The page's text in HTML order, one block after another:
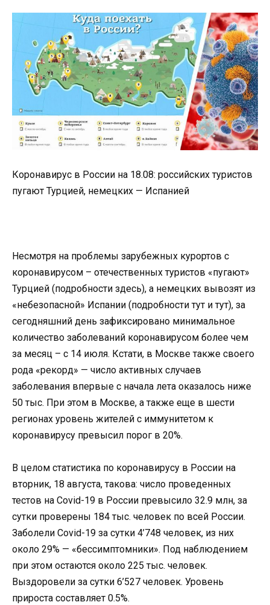
Коронавирус в России на 18.08: российских туристов
пугают Турцией, немецких — Испанией
Несмотря на проблемы зарубежных курортов с
коронавирусом – отечественных туристов «пугают»
Турцией (подробности здесь), а немецких вывозят из
«небезопасной» Испании (подробности тут и тут), за
сегодняшний день зафиксировано минимальное
количество заболеваний коронавирусом более чем
за месяц – с 14 июля. Кстати, в Москве также своего
рода «рекорд» — число активных случаев
заболевания впервые с начала лета оказалось ниже
50 тыс. При этом в Москве, а также еще в шести
регионах уровень жителей с иммунитетом к
коронавирусу превысил порог в 20%.
В целом статистика по коронавирусу в России на
вторник, 18 августа, такова: число проведенных
тестов на Covid-19 в России превысило 32.9 млн, за
сутки проверены 184 тыс. человек по всей России.
Заболели Covid-19 за сутки 4’748 человек, из них
около 29% — «бессимптомники». Под наблюдением
при этом остаются около 225 тыс. человек.
Выздоровели за сутки 6’527 человек. Уровень
прироста составляет 0.5%.